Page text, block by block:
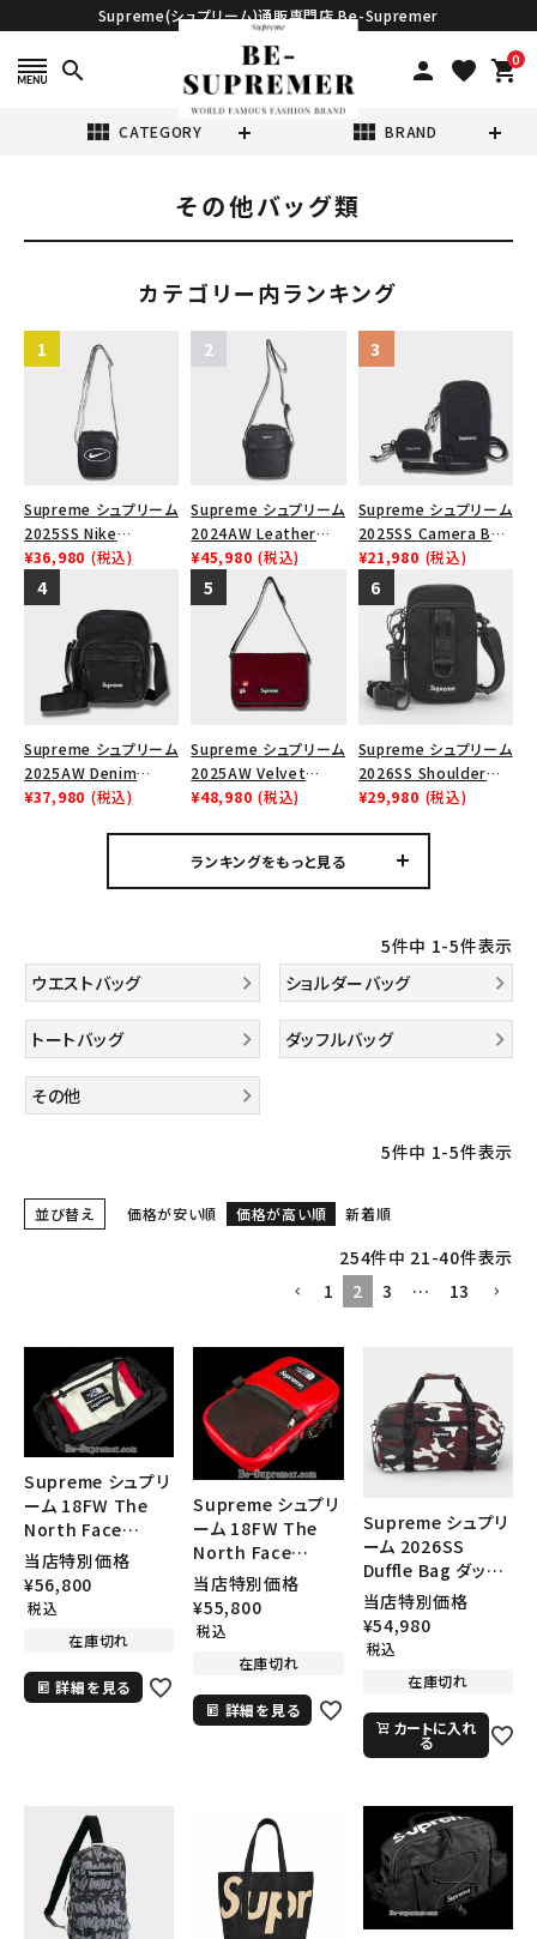
Supreme(シュプリーム)通販専門店 Be-Supremer
search person favorite 0
shopping_cart
view_module CATEGORY view_module BRAND
表示する商品はありません。
NEW ITEMS
CATEGORY
Tシャツ・ロングスリーブ
パーカー・トレーナー
ジャケット・アウター
キャップ・ハット
ニット帽・ビーニー
バックパック・リュック
スニーカー・ブーツ
アクセサリー
COLLABORATION BRAND
SEASON
ACCOUNT MENU
Follow us
その他バッグ類
カテゴリー内ランキング
Supreme シュプリーム
2025SS Nike
Leather Shoulder
Bag ナイキレザーショ
ルダーバッグ ブラッ
¥36,980 (税込)
Supreme シュプリーム
2024AW Leather
Shoulder Bag レザー
ショルダーバッグ ブラッ
ク 黒
¥45,980 (税込)
Supreme シュプリーム
2025SS Camera Bag
+ Mini Pouch カメラバ
ッグ ミニポーチ ブラッ
ク 黒
¥21,980 (税込)
Supreme シュプリーム
2025AW Denim
Shoulder Bag デニム
¥37,980 (税込)
Supreme シュプリーム
2025AW Velvet
Small Messenger
レッドレオパード
¥48,980 (税込)
Supreme シュプリーム
2026SS Shoulder
Bag ショルダーバッグ
¥29,980 (税込)
ランキングをもっと見る
5件中 1-5件表示
ウエストバッグ
ショルダーバッグ
トートバッグ ダッフルバッグ
その他
5件中 1-5件表示
並び替え 価格が安い順 価格が高い順 新着順
254件中 21-40件表示
1
2 3 … 13
Supreme シュプリ
ーム 18FW The
North Face
Expedition
Waist bag ノース
フェイスエクスペデ
ッグ ホワイト
当店特別価格
¥56,800
税込
在庫切れ
詳細を見る
Supreme シュプリ
ーム 18FW The
North Face
Leather
Shoulder Bag ノ
ースフェイスレザー
当店特別価格
¥55,800
税込
在庫切れ
詳細を見る
Supreme シュプリ
ーム 2026SS
Duffle Bag ダッフ
ルバッグ レッドカモ
当店特別価格
¥54,980
税込
在庫切れ
カートに入れ
る